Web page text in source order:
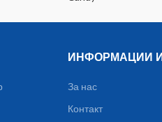
ИНФОРМАЦИИ
За нас
Контакт